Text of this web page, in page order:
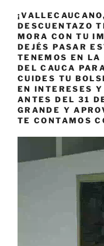
DESCUENTAZO
MORA CON TU
DEJÉS PASAR
TENEMOS EN LA
DEL CAUCA
CUIDES TU
EN INTERESES
ANTES DEL 31
GRANDE Y
TE CONTAMOS